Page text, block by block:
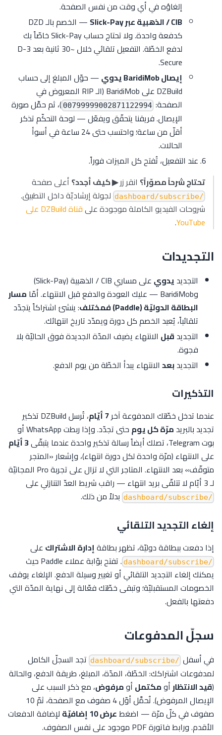
إلغاؤه في أي وقت من نفس الصفحة.
CIB / الذهبية عبر Slick-Pay
— الخصم بالـ DZD
كدفعة واحدة. ولا تحتاج حساب Slick-Pay خاصّاً بك
لدفع الخطّة. التفعيل تلقائي خلال ~30 ثانية بعد 3-D
Secure.
إيصال BaridiMob يدوي
— حوّل المبلغ إلى حساب
DZBuild على BaridiMob (الـ RIP المعروض في
الصفحة: 00799999002871122994 )، ثم حمِّل صورة
الإيصال. فريقنا يتحقّق ويفعّل — لوحة التحكّم تذكر
أقلّ من ساعة؛ واحتسب حتى 24 ساعة في أسوأ
الحالات.
عند التفعيل، تُفتح كل الميزات فوراً.
تحتاج شرحاً مصوّراً؟ انقر زر▶ كيف أجدد؟ أعلى صفحة
/dashboard/subscribe
لجولة إرشاديّة داخل التطبيق.
شروحات الفيديو الكاملة موجودة على
قناة DZBuild على
YouTube
.
التجديدات
التجديد يدوي
على مساري CIB / الذهبية (Slick-Pay)
وBaridiMob — عليك العودة والدفع قبل الانتهاء. أمّا
مسار
البطاقة الدوليّة (Paddle) فمختلف
: ينشئ اشتراكاً يتجدّد
تلقائياً، يُعيد الخصم كل دورة ويمدّد تاريخ انتهائك.
التجديد قبل الانتهاء يضيف المدّة الجديدة فوق الحاليّة بلا
فجوة.
التجديدبعد الانتهاء يبدأ الخطّة من يوم الدفع.
التذكيرات
عندما تدخل خطّتك المدفوعة آخر7 أيّام
، تُرسل DZBuild تذكير
تجديد بالبريد مرّة كل يوم
حتى تجدّد. وإذا ربطت WhatsApp أو
بوت Telegram، تصلك أيضاً رسالة تذكير واحدة عندما يتبقّى
3 أيّام
على الانتهاء (مرّة واحدة لكل دورة انتهاء)، وإشعار «المتجر
متوقّف» بعد الانتهاء. المتاجر التي لا تزال على تجربة Pro المجانيّة
لـ 3 أيّام لا تتلقّى بريد انتهاء — راقب شريط العدّ التنازلي على
/dashboard/subscribe بدلاً من ذلك.
إلغاء التجديد التلقائي
إذا دفعت ببطاقة دوليّة، تظهر بطاقة إدارة الاشتراك على
/dashboard/subscribe
. تفتح بوّابة عملاء Paddle حيث
يمكنك إلغاء التجديد التلقائي أو تغيير وسيلة الدفع. الإلغاء يوقف
الخصومات المستقبليّة؛ وتبقى خطّتك فعّالة إلى نهاية المدّة التي
دفعتها بالفعل.
سجلّ المدفوعات
في أسفل /dashboard/subscribe
تجد السجلّ الكامل
لمدفوعات اشتراكك: الخطّة، المدّة، المبلغ، طريقة الدفع، والحالة
(قيد الانتظار أومكتمل أومرفوض، مع ذكر السبب على
الإيصال المرفوض). تُحمَّل أوّل 4 صفوف مع الصفحة، ثمّ 10
صفوف في كلّ مرّة — اضغطعرض 10 إضافيّة
لإضافة الدفعات
الأقدم. ورابط فاتورة PDF موجود على نفس الصفوف.